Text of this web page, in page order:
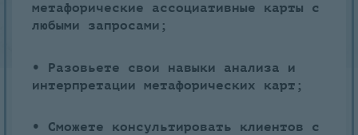
метафорические ассоциативные карты с
любыми запросами;
• Разовьете свои навыки анализа и
интерпретации метафорических карт;
• Сможете консультировать клиентов с